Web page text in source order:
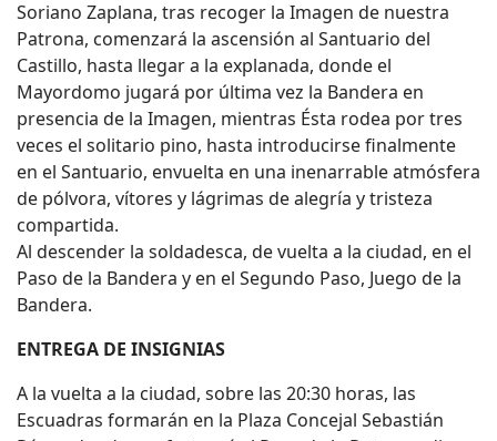
Soriano Zaplana, tras recoger la Imagen de nuestra
Patrona, comenzará la ascensión al Santuario del
Castillo, hasta llegar a la explanada, donde el
Mayordomo jugará por última vez la Bandera en
presencia de la Imagen, mientras Ésta rodea por tres
veces el solitario pino, hasta introducirse finalmente
en el Santuario, envuelta en una inenarrable atmósfera
de pólvora, vítores y lágrimas de alegría y tristeza
compartida.
Al descender la soldadesca, de vuelta a la ciudad, en el
Paso de la Bandera y en el Segundo Paso, Juego de la
Bandera.
ENTREGA DE INSIGNIAS
A la vuelta a la ciudad, sobre las 20:30 horas, las
Escuadras formarán en la Plaza Concejal Sebastián